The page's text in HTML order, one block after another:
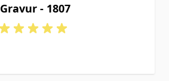
Gravur - 1807